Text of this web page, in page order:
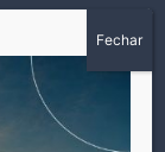
em
Durante 15